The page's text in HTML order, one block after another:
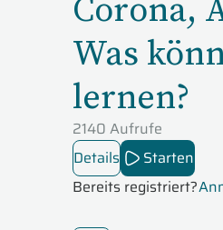
Was
lernen?
2140 Aufrufe
Details
Starten
Bereits registriert?